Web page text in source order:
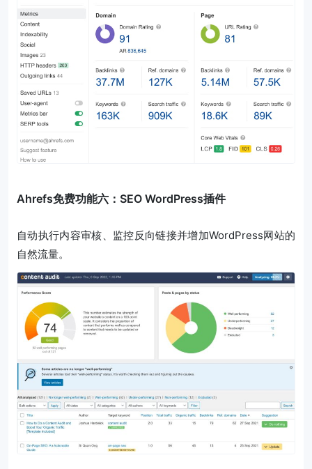
Ahrefs免费功能六：SEO WordPress插件
自动执行内容审核、监控反向链接并增加WordPress网站的
自然流量。